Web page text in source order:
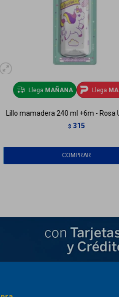
Llega MAÑANA Llega
Lillo mamadera 240 ml +6m - Rosa
$ 315